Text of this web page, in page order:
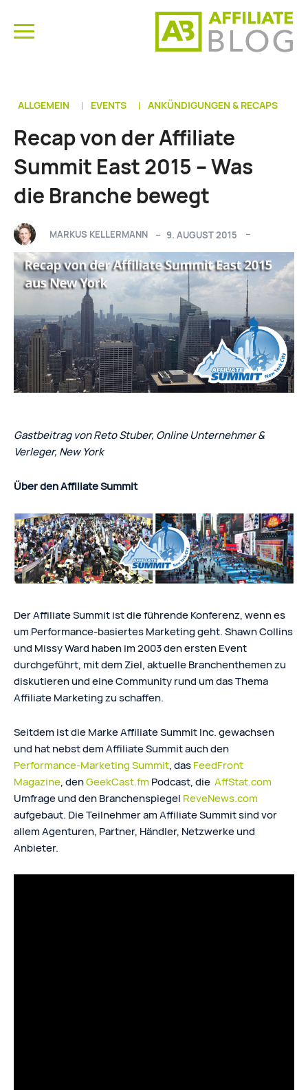
ALLGEMEIN EVENTS ANKÜNDIGUNGEN & RECAPS
Recap von der Affiliate
Summit East 2015 – Was
die Branche bewegt
MARKUS KELLERMANN 9. AUGUST 2015
Gastbeitrag von Reto Stuber, Online Unternehmer &
Verleger, New York
Über den Affiliate Summit
Der Affiliate Summit ist die führende Konferenz, wenn es
um Performance-basiertes Marketing geht. Shawn Collins
und Missy Ward haben im 2003 den ersten Event
durchgeführt, mit dem Ziel, aktuelle Branchenthemen zu
diskutieren und eine Community rund um das Thema
Affiliate Marketing zu schaffen.
Seitdem ist die Marke Affiliate Summit Inc. gewachsen
und hat nebst dem Affiliate Summit auch den
Performance-Marketing Summit, dasFeedFront
Magazine, denGeekCast.fm Podcast, die AffStat.com
Umfrage und den Branchenspiegel ReveNews.com
aufgebaut. Die Teilnehmer am Affiliate Summit sind vor
allem Agenturen, Partner, Händler, Netzwerke und
Anbieter.